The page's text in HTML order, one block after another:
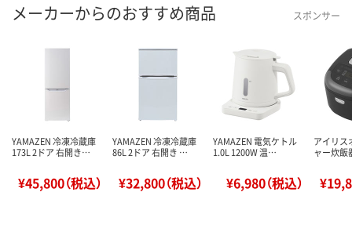
メーカーからのおすすめ商品 スポンサー
YAMAZEN 冷凍冷蔵庫
173L 2ドア 右開き…
¥45,800（税込）
YAMAZEN 冷凍冷蔵庫
86L 2ドア 右開き …
¥32,800（税込）
YAMAZEN 電気ケトル
1.0L 1200W 温…
¥6,980（税込）
アイリス
ャー炊飯